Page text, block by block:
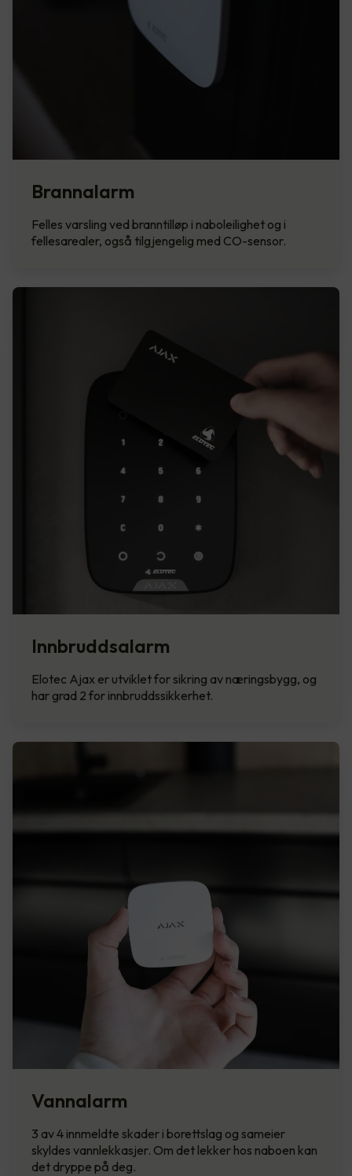
Brannalarm
Felles varsling ved branntilløp i naboleilighet og i
fellesarealer, også tilgjengelig med CO-sensor.
Innbruddsalarm
Elotec Ajax er utviklet for sikring av næringsbygg, og
har grad 2 for innbruddssikkerhet.
Vannalarm
3 av 4 innmeldte skader i borettslag og sameier
skyldes vannlekkasjer. Om det lekker hos naboen kan
det dryppe på deg.